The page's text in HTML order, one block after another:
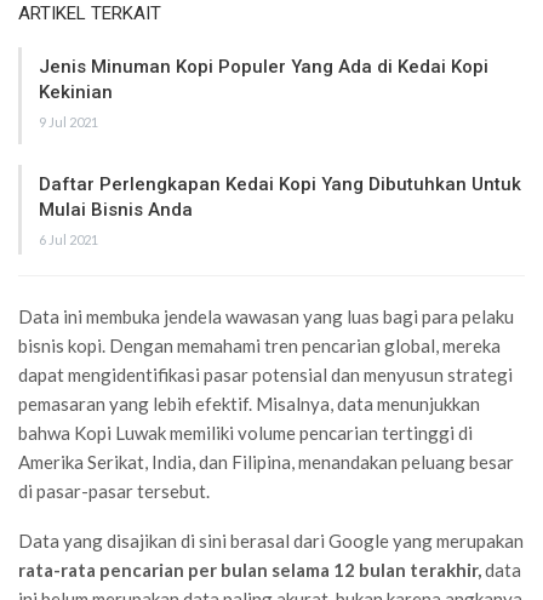
ARTIKEL TERKAIT
Jenis Minuman Kopi Populer Yang Ada di Kedai Kopi
Kekinian
9 Jul 2021
Daftar Perlengkapan Kedai Kopi Yang Dibutuhkan Untuk
Mulai Bisnis Anda
6 Jul 2021
Data ini membuka jendela wawasan yang luas bagi para pelaku
bisnis kopi. Dengan memahami tren pencarian global, mereka
dapat mengidentifikasi pasar potensial dan menyusun strategi
pemasaran yang lebih efektif. Misalnya, data menunjukkan
bahwa Kopi Luwak memiliki volume pencarian tertinggi di
Amerika Serikat, India, dan Filipina, menandakan peluang besar
di pasar-pasar tersebut.
Data yang disajikan di sini berasal dari Google yang merupakan
rata-rata pencarian per bulan selama 12 bulan terakhir,data